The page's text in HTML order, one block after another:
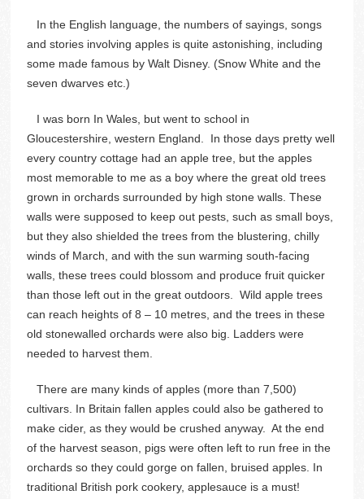
In the English language, the numbers of sayings, songs
and stories involving apples is quite astonishing, including
some made famous by Walt Disney. (Snow White and the
seven dwarves etc.)
I was born In Wales, but went to school in
Gloucestershire, western England. In those days pretty well
every country cottage had an apple tree, but the apples
most memorable to me as a boy where the great old trees
grown in orchards surrounded by high stone walls. These
walls were supposed to keep out pests, such as small boys,
but they also shielded the trees from the blustering, chilly
winds of March, and with the sun warming south-facing
walls, these trees could blossom and produce fruit quicker
than those left out in the great outdoors. Wild apple trees
can reach heights of 8 – 10 metres, and the trees in these
old stonewalled orchards were also big. Ladders were
needed to harvest them.
There are many kinds of apples (more than 7,500)
cultivars. In Britain fallen apples could also be gathered to
make cider, as they would be crushed anyway. At the end
of the harvest season, pigs were often left to run free in the
orchards so they could gorge on fallen, bruised apples. In
traditional British pork cookery, applesauce is a must!